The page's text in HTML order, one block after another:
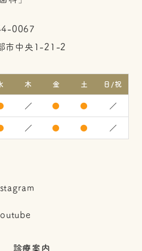
0067
市中央1-21-2
木 金 土 日/祝
／ ● ● ／
／ ● ● ／
診療案内